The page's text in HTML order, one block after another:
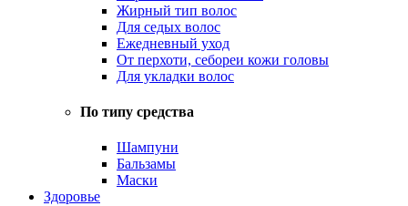
Жирный тип волос
Для седых волос
Ежедневный уход
От перхоти, себореи кожи головы
Для укладки волос
По типу средства
Шампуни
Бальзамы
Маски
Здоровье